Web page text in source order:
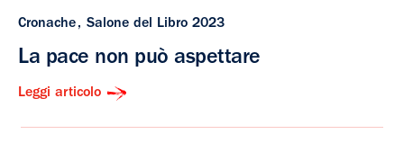
Cronache Salone del Libro 2023
La pace non può aspettare
Leggi articolo